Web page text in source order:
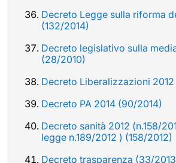
Decreto Legge sulla riforma
(132/2014)
Decreto legislativo sulla
(28/2010)
Decreto Liberalizzazioni 2012
Decreto PA 2014 (90/2014)
Decreto sanità 2012 (n.158/
legge n.189/2012 ) (158/2012)
Decreto trasparenza (33/